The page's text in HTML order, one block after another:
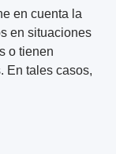
en cuenta la
en situaciones
o tienen
En tales casos,